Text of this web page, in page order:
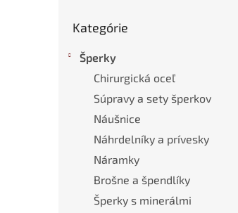
kategórie
Kategórie
Šperky
Chirurgická oceľ
Súpravy a sety šperkov
Náušnice
Náhrdelníky a prívesky
Náramky
Brošne a špendlíky
Šperky s minerálmi